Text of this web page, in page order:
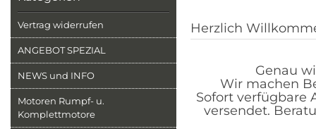
Vertrag widerrufen
ANGEBOT SPEZIAL
NEWS und INFO
Motoren Rumpf- u.
Komplettmotore
Herzlich
Genau
Wir machen
Sofort verfügbare
versendet.